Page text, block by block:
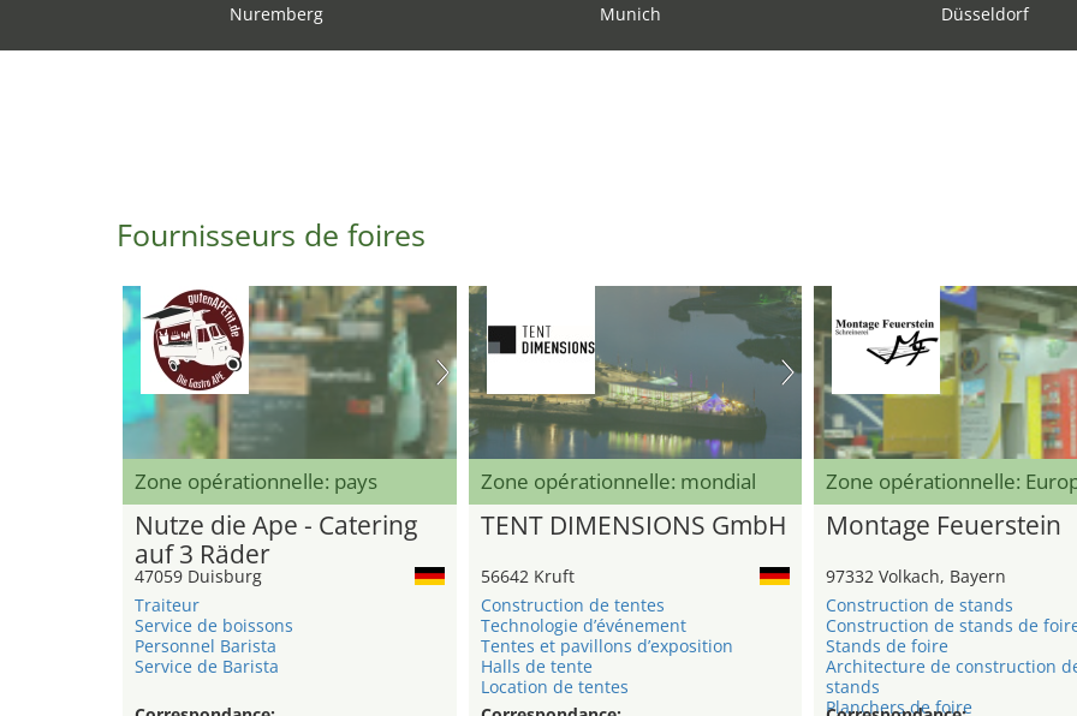
Nuremberg
Munich
Düsseldorf
Fournisseurs de foires
Zone opérationnelle: pays
Nutze die Ape - Catering
auf 3 Räder
47059 Duisburg
Traiteur
Service de boissons
Personnel Barista
Service de Barista
Zone opérationnelle: mondial
TENT DIMENSIONS GmbH
56642 Kruft
Construction de tentes
Technologie d’événement
Tentes et pavillons d’exposition
Halls de tente
Location de tentes
Zone opérationnelle:
Montage Feuerstein
97332 Volkach, Bayern
Construction de stands
Construction de stands de
Stands de foire
Architecture de construction
stands
Planchers de foire